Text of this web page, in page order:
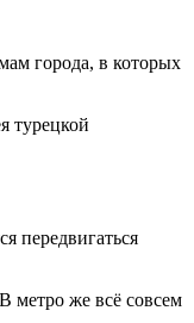
города, в которых
турецкой
передвигаться
метро же всё совсем